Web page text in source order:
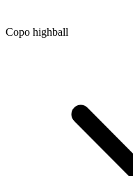
Copo highball